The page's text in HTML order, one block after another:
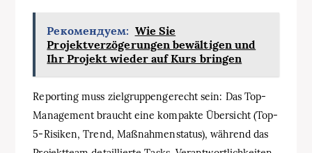
Рекомендуем: Wie Sie
Projektverzögerungen bewältigen und
Ihr Projekt wieder auf Kurs bringen
Reporting muss zielgruppengerecht sein: Das Top-
Management braucht eine kompakte Übersicht (Top-
5-Risiken, Trend, Maßnahmenstatus), während das